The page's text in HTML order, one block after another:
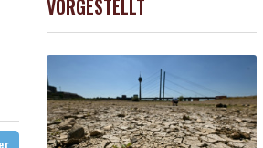
50
0.34%
VORGESTELLT